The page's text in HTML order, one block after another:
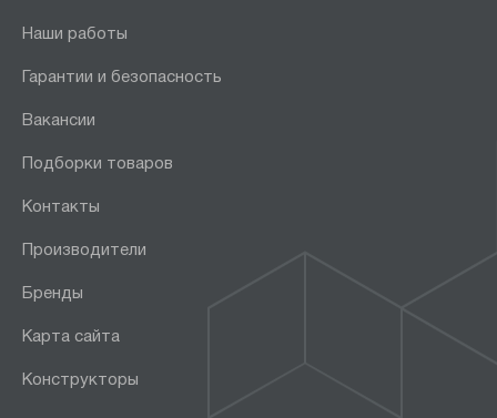
Наши работы
Гарантии и безопасность
Вакансии
Подборки товаров
Контакты
Производители
Бренды
Карта сайта
Конструкторы